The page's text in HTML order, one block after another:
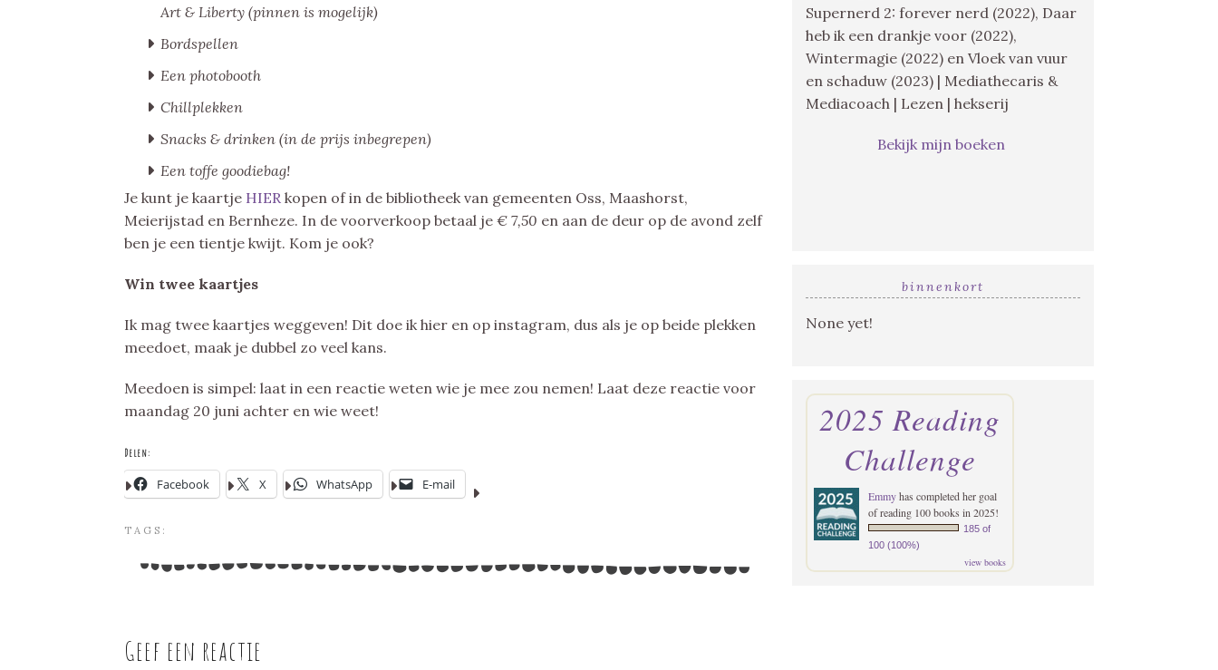
Art & Liberty (pinnen is mogelijk)
Bordspellen
Een photobooth
Chillplekken
Snacks & drinken (in de prijs inbegrepen)
Een toffe goodiebag!
Je kunt je kaartje HIER kopen of in de bibliotheek van gemeenten Oss, Maashorst,
Meierijstad en Bernheze. In de voorverkoop betaal je € 7,50 en aan de deur op de avond zelf
ben je een tientje kwijt. Kom je ook?
Win twee kaartjes
Ik mag twee kaartjes weggeven! Dit doe ik hier en op instagram, dus als je op beide plekken
meedoet, maak je dubbel zo veel kans.
Meedoen is simpel: laat in een reactie weten wie je mee zou nemen! Laat deze reactie voor
maandag 20 juni achter en wie weet!
Delen:
Facebook X WhatsApp E-mail
TAGS:
Geef een reactie
Supernerd 2: forever nerd (2022), Daar
heb ik een drankje voor (2022),
Wintermagie (2022) en Vloek van vuur
en schaduw (2023) | Mediathecaris &
Mediacoach | Lezen | hekserij
Bekijk mijn boeken
binnenkort
None yet!
2025 Reading
Challenge
Emmyhas completed her goal
of reading 100 books in 2025!
185 of
100 (100%)
view books